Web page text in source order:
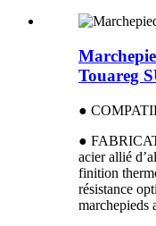
Touareg
●
●
acier allié
finition
résistance
marchepieds